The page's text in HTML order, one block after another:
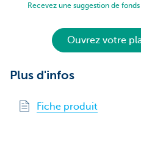
Recevez une suggestion de
Ouvrez votre
Plus d'infos
Fiche produit